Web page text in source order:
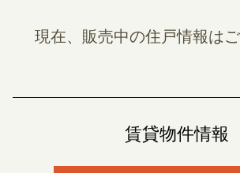
現在、販売中の住戸情報は
賃貸物件情報